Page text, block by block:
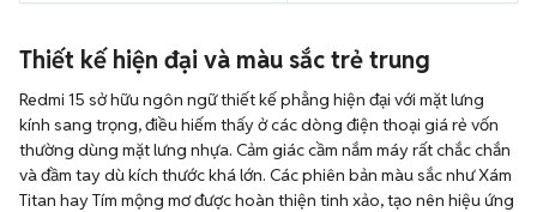
Thiết kế hiện đại và màu sắc trẻ trung
Redmi 15 sở hữu ngôn ngữ thiết kế phẳng hiện đại với mặt lưng
kính sang trọng, điều hiếm thấy ở các dòng điện thoại giá rẻ vốn
thường dùng mặt lưng nhựa. Cảm giác cầm nắm máy rất chắc chắn
và đầm tay dù kích thước khá lớn. Các phiên bản màu sắc như Xám
Titan hay Tím mộng mơ được hoàn thiện tinh xảo, tạo nên hiệu ứng